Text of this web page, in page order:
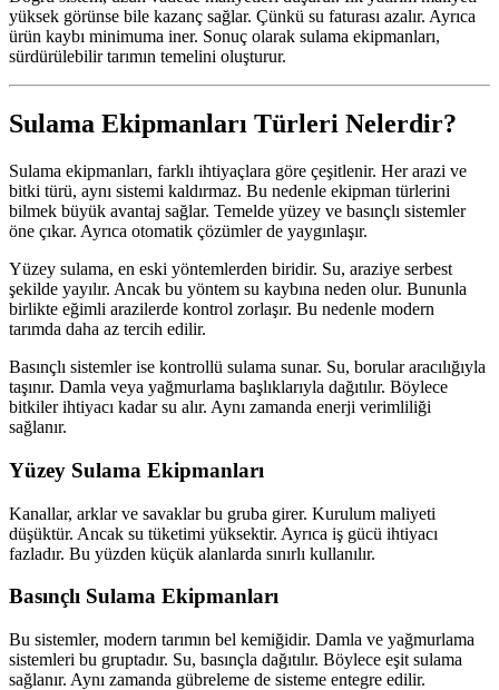
yüksek görünse bile kazanç sağlar. Çünkü su faturası azalır. Ayrıca
ürün kaybı minimuma iner. Sonuç olarak sulama ekipmanları,
sürdürülebilir tarımın temelini oluşturur.
Sulama Ekipmanları Türleri Nelerdir?
Sulama ekipmanları, farklı ihtiyaçlara göre çeşitlenir. Her arazi ve
bitki türü, aynı sistemi kaldırmaz. Bu nedenle ekipman türlerini
bilmek büyük avantaj sağlar. Temelde yüzey ve basınçlı sistemler
öne çıkar. Ayrıca otomatik çözümler de yaygınlaşır.
Yüzey sulama, en eski yöntemlerden biridir. Su, araziye serbest
şekilde yayılır. Ancak bu yöntem su kaybına neden olur. Bununla
birlikte eğimli arazilerde kontrol zorlaşır. Bu nedenle modern
tarımda daha az tercih edilir.
Basınçlı sistemler ise kontrollü sulama sunar. Su, borular aracılığıyla
taşınır. Damla veya yağmurlama başlıklarıyla dağıtılır. Böylece
bitkiler ihtiyacı kadar su alır. Aynı zamanda enerji verimliliği
sağlanır.
Yüzey Sulama Ekipmanları
Kanallar, arklar ve savaklar bu gruba girer. Kurulum maliyeti
düşüktür. Ancak su tüketimi yüksektir. Ayrıca iş gücü ihtiyacı
fazladır. Bu yüzden küçük alanlarda sınırlı kullanılır.
Basınçlı Sulama Ekipmanları
Bu sistemler, modern tarımın bel kemiğidir. Damla ve yağmurlama
sistemleri bu gruptadır. Su, basınçla dağıtılır. Böylece eşit sulama
sağlanır. Aynı zamanda gübreleme de sisteme entegre edilir.